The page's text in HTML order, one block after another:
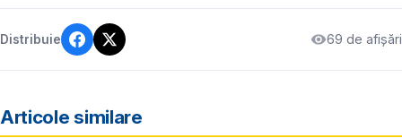
Distribuie 69 de afișări
Articole similare